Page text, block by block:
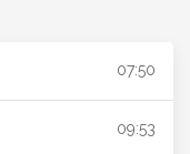
07:50
09:53